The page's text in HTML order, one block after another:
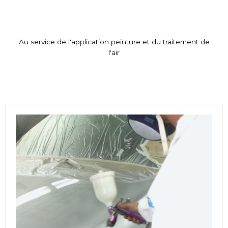
Au service de l'application peinture et du traitement de
l'air